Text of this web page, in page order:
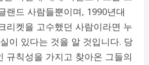
랜드 사람들뿐이며, 1990년대
리켓을 고수했던 사람이라면 누
이 있다는 것을 알 것입니다. 당
규칙성을 가지고 찾아온 그들의